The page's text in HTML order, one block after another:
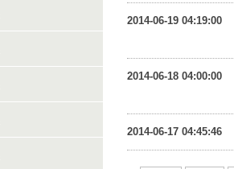
2014-06-19 04:19:00
2014-06-18 04:00:00
2014-06-17 04:45:46